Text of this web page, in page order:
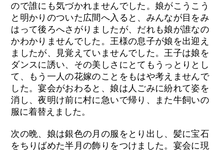
ので誰にも気づかれませんでした。娘がこうこう
と明かりのついた広間へ入ると、みんなが目をみ
はって後ろへさがりましたが、だれも娘が誰なの
かわかりませんでした。王様の息子が娘を出迎え
ましたが、見覚えていませんでした。王子は娘を
ダンスに誘い、その美しさにとてもうっとりとし
て、もう一人の花嫁のことをもはや考えませんで
した。宴会がおわると、娘は人ごみに紛れて姿を
消し、夜明け前に村に急いで帰り、また牛飼いの
服に着替えました。
次の晩、娘は銀色の月の服をとり出し、髪に宝石
をちりばめた半月の飾りをつけました。宴会に現